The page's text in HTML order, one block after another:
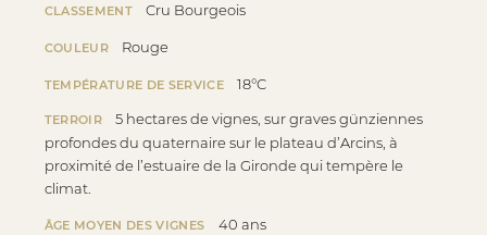
CLASSEMENT Cru Bourgeois
COULEUR Rouge
TEMPÉRATURE DE SERVICE 18°C
TERROIR
5 hectares de vignes, sur graves günziennes
profondes du quaternaire sur le plateau d’Arcins, à
proximité de l’estuaire de la Gironde qui tempère le
climat.
ÂGE MOYEN DES VIGNES 40 ans